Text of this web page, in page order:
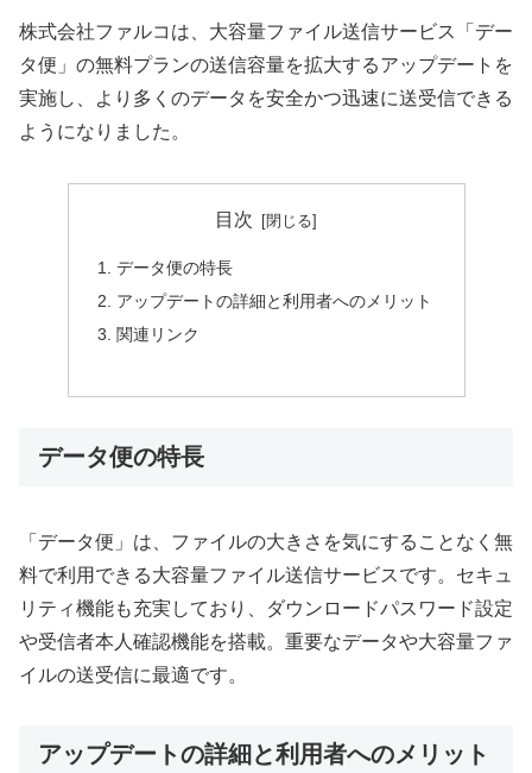
株式会社ファルコは、大容量ファイル送信サービス「デー
タ便」の無料プランの送信容量を拡大するアップデートを
実施し、より多くのデータを安全かつ迅速に送受信できる
ようになりました。
目次
データ便の特長
アップデートの詳細と利用者へのメリット
関連リンク
データ便の特長
「データ便」は、ファイルの大きさを気にすることなく無
料で利用できる大容量ファイル送信サービスです。セキュ
リティ機能も充実しており、ダウンロードパスワード設定
や受信者本人確認機能を搭載。重要なデータや大容量ファ
イルの送受信に最適です。
アップデートの詳細と利用者へのメリット